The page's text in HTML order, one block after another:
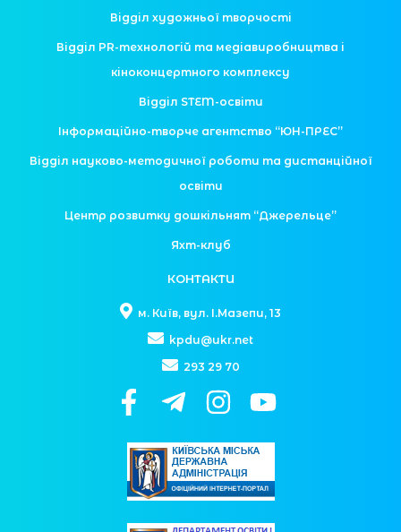
Відділ художньої творчості
Відділ PR-технологій та медіавиробництва і
кіноконцертного комплексу
Відділ STEM-освіти
Інформаційно-творче агентство “ЮН-ПРЕС”
Відділ науково-методичної роботи та дистанційної
освіти
Центр розвитку дошкільнят “Джерельце”
Яхт-клуб
КОНТАКТИ
м. Київ, вул. І.Мазепи, 13
kpdu@ukr.net
293 29 70